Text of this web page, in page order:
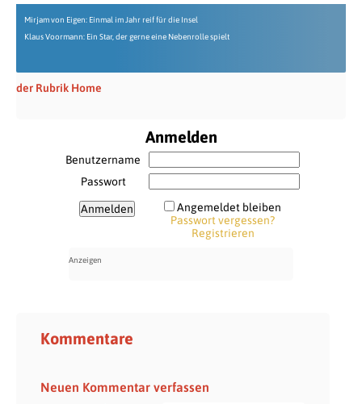
Mirjam von Eigen: Einmal im Jahr reif für die Insel
Klaus Voormann: Ein Star, der gerne eine Nebenrolle spielt
der Rubrik Home
Anmelden
Benutzername
Passwort
Angemeldet bleiben
Passwort vergessen?
Registrieren
Kommentare
Neuen Kommentar verfassen